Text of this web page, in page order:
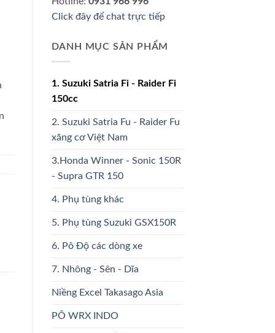
Click đây để chat trực tiếp
DANH MỤC SẢN PHẨM
1. Suzuki Satria Fi - Raider Fi
150cc
2. Suzuki Satria Fu - Raider Fu
xăng cơ Việt Nam
3.Honda Winner - Sonic 150R
- Supra GTR 150
4. Phụ tùng khác
5. Phụ tùng Suzuki GSX150R
6. Pô Độ các dòng xe
7. Nhông - Sên - Dĩa
Niềng Excel Takasago Asia
PÔ WRX INDO